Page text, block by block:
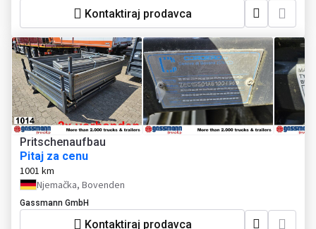
Kontaktiraj prodavca
Pritschenaufbau
Pitaj za cenu
1001 km
Njemačka, Bovenden
Gassmann GmbH
Kontaktiraj prodavca